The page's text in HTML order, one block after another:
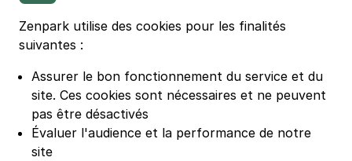
Réserver
3 rue de Colmar
75019Paris
4,2(73 avis)
2,50 €
Parking Groupama Stadium
Parking Vélodrome
Parking Bercy
Parking La Défense Arena
Parking Les 4 temps
Parking Nation
Zenpark utilise des cookies pour les finalités
suivantes :
Assurer le bon fonctionnement du service et du
site. Ces cookies sont nécessaires et ne peuvent
pas être désactivés
Évaluer l'audience et la performance de notre
site